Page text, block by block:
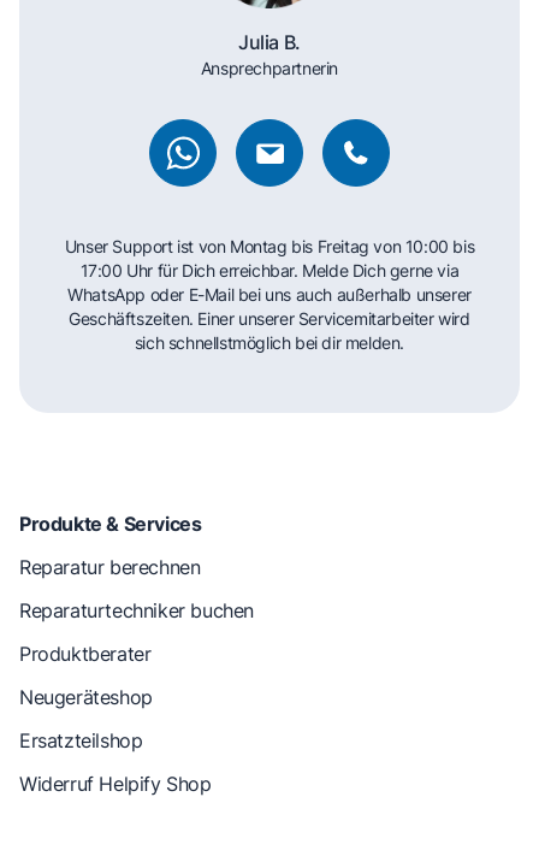
Julia B.
Ansprechpartnerin
Unser Support ist von Montag bis Freitag von 10:00 bis
17:00 Uhr für Dich erreichbar. Melde Dich gerne via
WhatsApp oder E-Mail bei uns auch außerhalb unserer
Geschäftszeiten. Einer unserer Servicemitarbeiter wird
sich schnellstmöglich bei dir melden.
Produkte & Services
Reparatur berechnen
Reparaturtechniker buchen
Produktberater
Neugeräteshop
Ersatzteilshop
Widerruf Helpify Shop